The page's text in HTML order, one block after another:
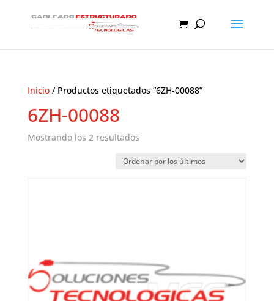
Inicio/ Productos etiquetados “6ZH-00088”
6ZH-00088
Mostrando los 2 resultadosOrdenado
los